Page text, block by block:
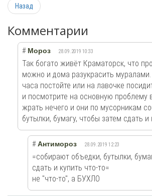
Назад
Комментарии
# Мороз 28.09.2019 10:33
Так богато живёт Краматорск, что
можно и дома разукрасить
часа постойте или на лавочке
и посмотрите на основную проблему
жрать нечего и они по мусорникам
бутылки, бумагу, чтобы затем сдать и
# Антимороз 28.09.2019 12:23
=собирают объедки, бутылки,
сдать и купить что-то=
не "что-то", а БУХЛО